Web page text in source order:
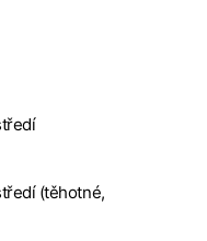
(těhotné,